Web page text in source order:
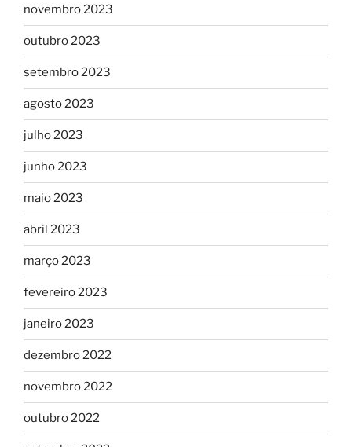
novembro 2023
outubro 2023
setembro 2023
agosto 2023
julho 2023
junho 2023
maio 2023
abril 2023
março 2023
fevereiro 2023
janeiro 2023
dezembro 2022
novembro 2022
outubro 2022